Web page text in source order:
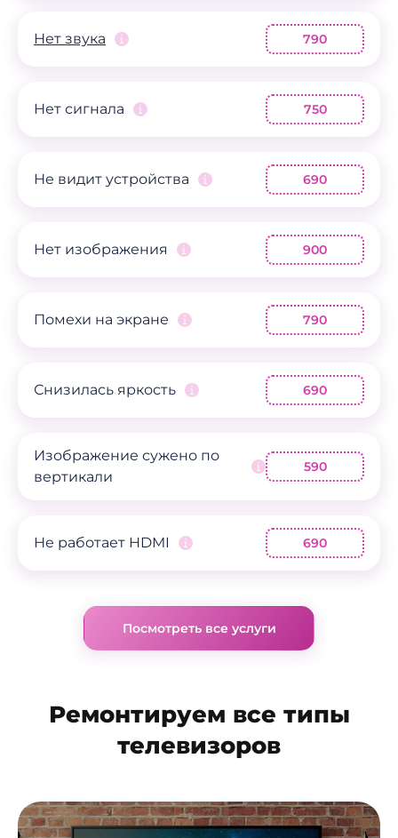
Нет звука 790
Нет сигнала 750
Не видит устройства 690
Нет изображения 900
Помехи на экране 790
Снизилась яркость 690
Изображение сужено по
вертикали
590
Не работает HDMI 690
Посмотреть все услуги
Ремонтируем все типы
телевизоров